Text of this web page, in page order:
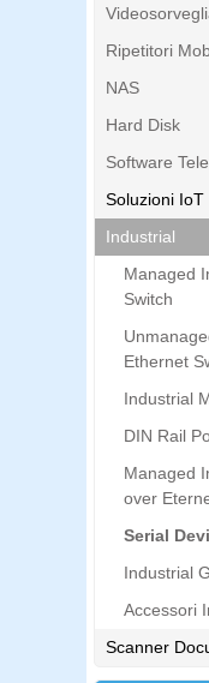
Ripetitori
NAS
Hard Disk
Software
Soluzioni IoT
Industrial
Managed
Switch
Ethernet
Industrial
DIN Rail
Managed
over
Serial
Industrial
Accessori
Scanner